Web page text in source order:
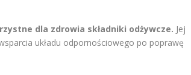
dla zdrowia składniki odżywcze. Jej
układu odpornościowego po poprawę